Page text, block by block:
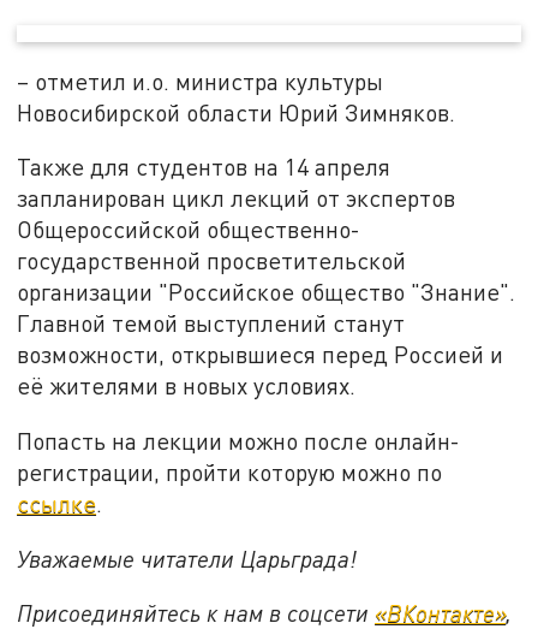
– отметил и.о. министра культуры
Новосибирской области Юрий Зимняков.
Также для студентов на 14 апреля
запланирован цикл лекций от экспертов
Общероссийской общественно-
государственной просветительской
организации "Российское общество "Знание".
Главной темой выступлений станут
возможности, открывшиеся перед Россией и
её жителями в новых условиях.
Попасть на лекции можно после онлайн-
регистрации, пройти которую можно по
ссылке.
Уважаемые читатели Царьграда!
Присоединяйтесь к нам в соцсети «ВКонтакте»,